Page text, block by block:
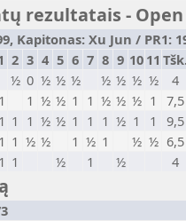
rezultatais - Open
Kapitonas: Xu Jun / PR1:
2 3 4 5 6 7 8 9 10 11
½ 0 ½ ½ ½ ½ ½ ½ ½
4
1 1 ½ ½ 1 1 ½ ½ ½ 1
7,5
1 1 1 ½ ½ 1 1 1 ½ 1 1
9,5
1 1 ½ ½ 1 ½ 1 ½ ½ 6,5
1 1 ½ 1 ½ 4